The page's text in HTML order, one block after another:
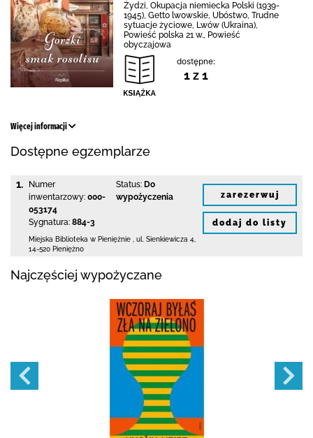
Żydzi, Okupacja niemiecka Polski (1939-
1945), Getto lwowskie, Ubóstwo, Trudne
sytuacje życiowe, Lwów (Ukraina),
Powieść polska 21 w., Powieść
obyczajowa
dostępne:
1 z 1
Więcej informacji
Dostępne egzemplarze
1.
Numer
inwentarzowy: 000-
053174
Sygnatura: 884-3
Status: Do
wypożyczenia
Miejska Biblioteka w Pieniężnie ul. Sienkiewicza 4
14-520 Pieniężno
zarezerwuj
dodaj do listy
Najczęściej wypożyczane